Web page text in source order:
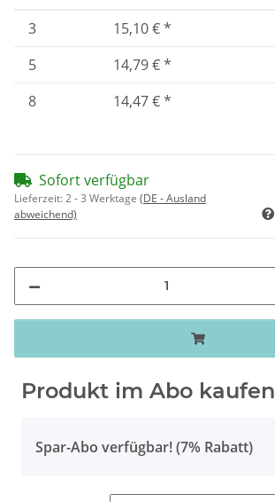
3
15,10 €*
5
14,79 €*
8
14,47 €*
Sofort verfügbar
Lieferzeit:2 - 3 Werktage (DE - Ausland
abweichend)
Produkt im Abo kaufen
Spar-Abo verfügbar! (7% Rabatt)